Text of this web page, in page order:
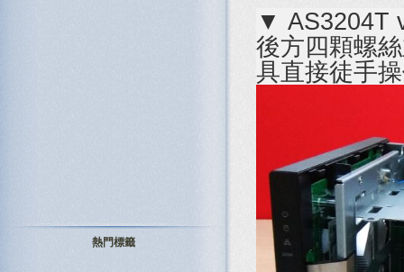
▼ AS3204T
後方四顆螺
具直接徒手
熱門標籤